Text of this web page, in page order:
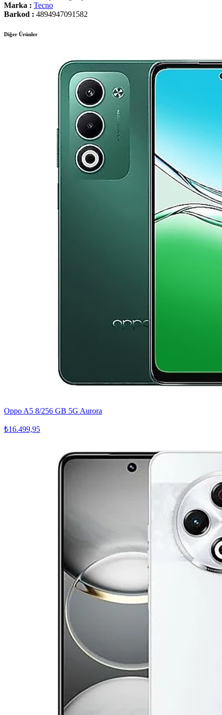
Marka : Tecno
Barkod : 4894947091582
Diğer Ürünler
Oppo A5 8/256 GB 5G Aurora
₺16.499,95